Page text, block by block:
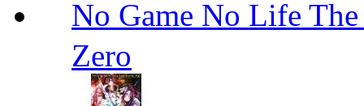
No Game No Life
Zero